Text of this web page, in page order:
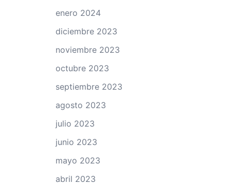
enero 2024
diciembre 2023
noviembre 2023
octubre 2023
septiembre 2023
agosto 2023
julio 2023
junio 2023
mayo 2023
abril 2023